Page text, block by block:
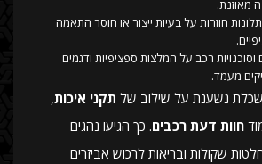
מאוזנת.
חוזרות על בעיות ייצור או חוסר התאמה
רכב על המלצות ספציפיות ודגמים
מעמד.
נשענת על שילוב של תקני איכות,
חוות דעת רכבים. כך הגיעו נהגים
שקולות ובריאות לרכוש אביזרים